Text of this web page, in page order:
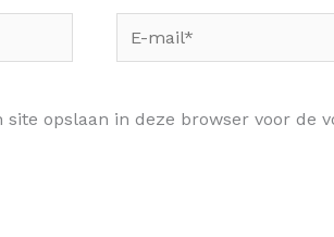
mail*
site opslaan in deze browser voor de